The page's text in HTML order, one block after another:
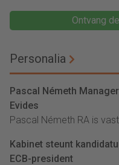
Ontvang
Personalia
Pascal Németh
Evides
Pascal Németh RA is
Kabinet steunt
ECB-president